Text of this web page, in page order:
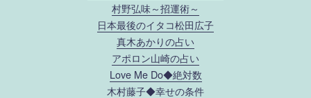
村野弘味～招運術～
日本最後のイタコ松田広子
真木あかりの占い
アポロン山崎の占い
Love Me Do◆絶対数
木村藤子◆幸せの条件